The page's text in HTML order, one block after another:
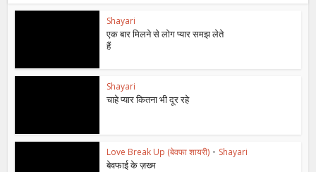
Shayari
एक बार मिलने से लोग प्यार समझ लेते
हैं
Shayari
चाहे प्यार कितना भी दूर रहे
Love Break Up (बेवफा शायरी) • Shayari
बेवफाई के ज़ख्म